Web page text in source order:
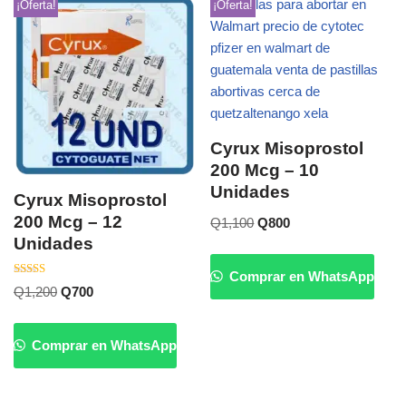
¡Oferta!
Cyrux Misoprostol
200 Mcg – 12
Unidades
Valorado
con
Q1,200 Q700
Comprar en WhatsApp
¡Oferta!
Cyrux Misoprostol
200 Mcg – 10
Unidades
Q1,100 Q800
Comprar en WhatsApp